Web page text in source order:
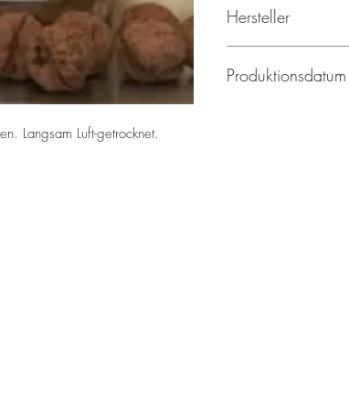
Langsam Luft-getrocknet.
Hersteller
Produktionsdatum